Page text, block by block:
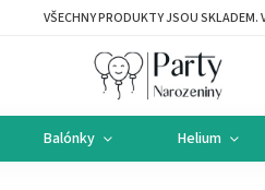
VŠECHNY PRODUKTY JSOU SKLADEM.
Balónky Helium